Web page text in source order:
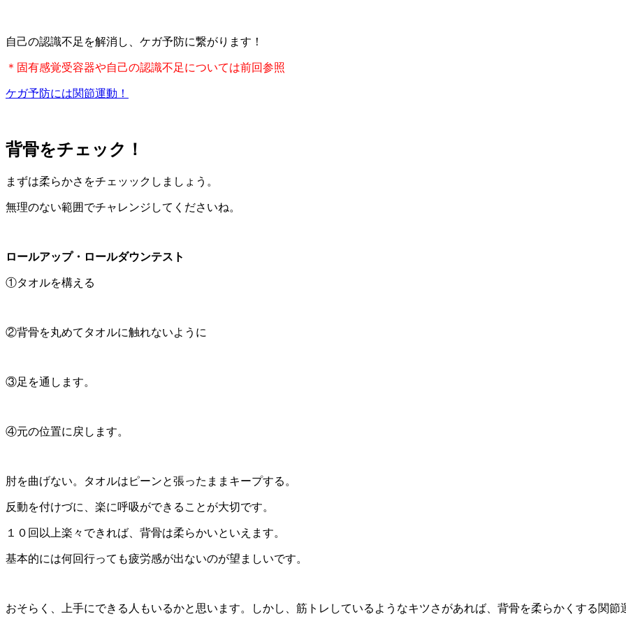
自己の認識不足を解消し、ケガ予防に繋がります！
＊固有感覚受容器や自己の認識不足については前回参照
ケガ予防には関節運動！
背骨をチェック！
まずは柔らかさをチェッックしましょう。
無理のない範囲でチャレンジしてくださいね。
ロールアップ・ロールダウンテスト
①タオルを構える
②背骨を丸めてタオルに触れないように
③足を通します。
④元の位置に戻します。
肘を曲げない。タオルはピーンと張ったままキープする。
反動を付けづに、楽に呼吸ができることが大切です。
１０回以上楽々できれば、背骨は柔らかいといえます。
基本的には何回行っても疲労感が出ないのが望ましいです。
おそらく、上手にできる人もいるかと思います。しかし、筋トレしているようなキツさがあれば、背骨を柔らかくする関節